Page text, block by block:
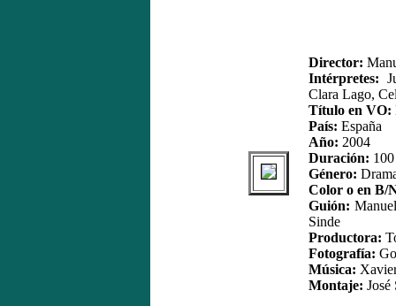
Director:
Intérpretes:
Clara Lago,
Título en VO:
País: España
Año: 2004
Duración:
Género:
Color o en B/
Guión:
Sinde
Productora:
Fotografía:
Música:
Montaje: José